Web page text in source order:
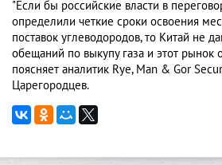
"Если бы российские власти в
определили четкие сроки освоения
поставок углеводородов, то Китай не
обещаний по выкупу газа и этот рынок
поясняет аналитик Rye, Man & Gor
Царегородцев.